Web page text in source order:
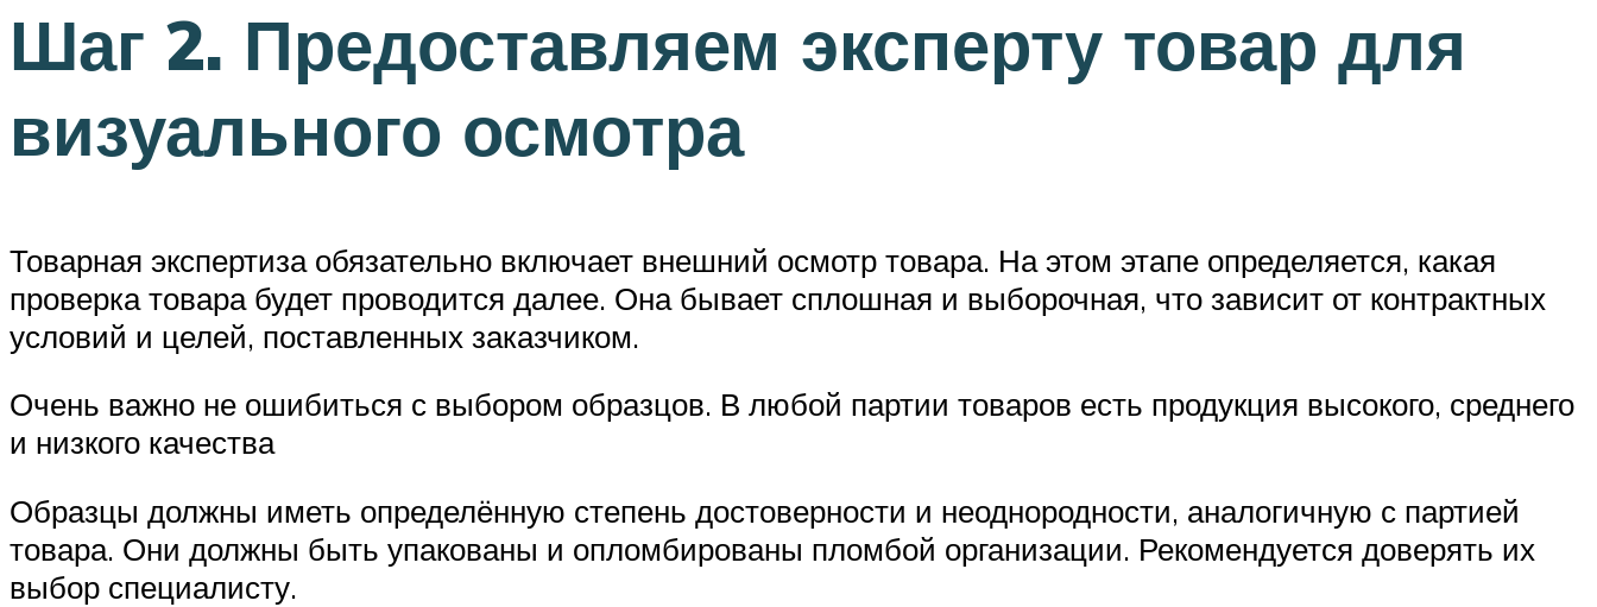
Шаг 2. Предоставляем эксперту товар для
визуального осмотра
Товарная экспертиза обязательно включает внешний осмотр товара. На этом этапе определяется, какая
проверка товара будет проводится далее. Она бывает сплошная и выборочная, что зависит от контрактных
условий и целей, поставленных заказчиком.
Очень важно не ошибиться с выбором образцов. В любой партии товаров есть продукция высокого, среднего
и низкого качества
Образцы должны иметь определённую степень достоверности и неоднородности, аналогичную с партией
товара. Они должны быть упакованы и опломбированы пломбой организации. Рекомендуется доверять их
выбор специалисту.